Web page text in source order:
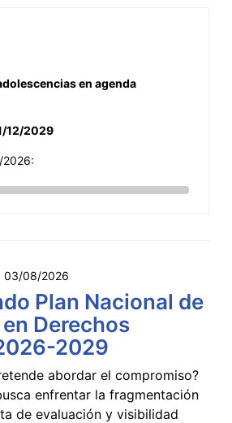
en agenda
12/2029
03/08/2026
Plan Nacional de
Derechos
2029
abordar el compromiso?
enfrentar la fragmentación
de evaluación y visibilidad